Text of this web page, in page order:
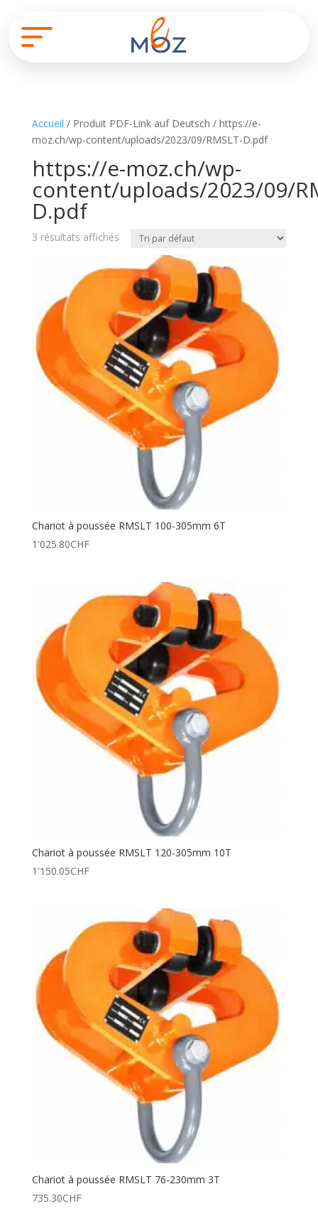
Accueil / Produit PDF-Link auf Deutsch / https://e-
moz.ch/wp-content/uploads/2023/09/RMSLT-D.pdf
https://e-moz.ch/wp-
content/uploads/2023/09/
D.pdf
3 résultats affichés
Chariot à poussée RMSLT 100-305mm 6T
1'025.80CHF
Chariot à poussée RMSLT 120-305mm 10T
1'150.05CHF
Chariot à poussée RMSLT 76-230mm 3T
735.30CHF